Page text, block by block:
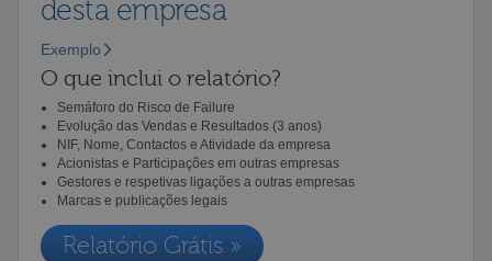
desta empresa
Exemplo
O que inclui o relatório?
Semáforo do Risco de Failure
Evolução das Vendas e Resultados (3 anos)
NIF, Nome, Contactos e Atividade da empresa
Acionistas e Participações em outras empresas
Gestores e respetivas ligações a outras empresas
Marcas e publicações legais
Relatório Grátis »